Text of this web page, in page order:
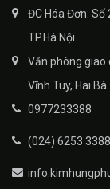
ĐC Hóa Đơn: Số
TP.Hà Nội.
Văn phòng giao
Vĩnh Tuy, Hai Bà
0977233388
(024) 6253 3388